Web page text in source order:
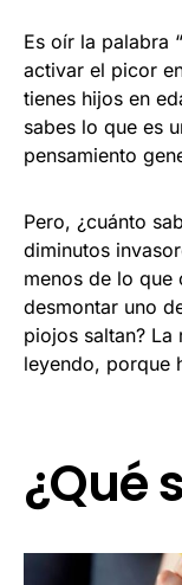
Es oír la palabra
activar el picor
tienes hijos en
sabes lo que es
pensamiento
Pero, ¿cuánto
diminutos
menos de lo que
desmontar uno
piojos saltan? La
leyendo, porque
¿Qué